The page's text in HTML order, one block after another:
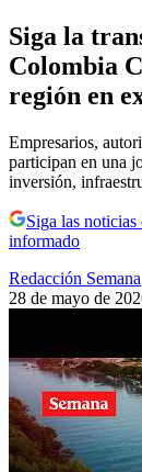
Siga la
Colombia
región en
Empresarios,
participan en una
inversión,
Siga las
informado
Redacción Semana
28 de mayo de